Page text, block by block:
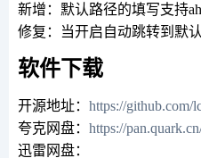
新增：默认路径的填写支持
修复：当开启自动跳转到默
软件下载
开源地址： https://github.com/
夸克网盘： https://
迅雷网盘：